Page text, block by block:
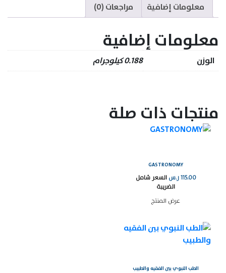
معلومات إضافية مراجعات (0)
معلومات إضافية
الوزن 0.188 كيلوجرام
منتجات ذات صلة
GASTRONOMY
115.00 ر.س السعر شامل
الضريبة
عرض المنتج
الطب النبوي بين الفقيه والطبيب